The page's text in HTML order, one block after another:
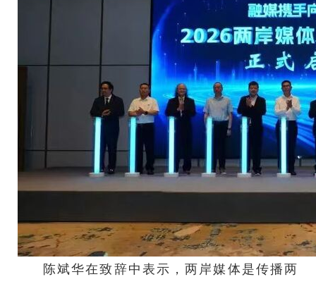
陈斌华在致辞中表示，两岸媒体是传播两